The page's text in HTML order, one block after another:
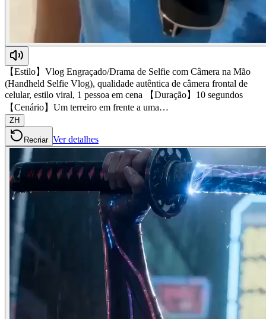
【Estilo】Vlog Engraçado/Drama de Selfie com Câmera na Mão
(Handheld Selfie Vlog), qualidade autêntica de câmera frontal de
celular, estilo viral, 1 pessoa em cena 【Duração】10 segundos
【Cenário】Um terreiro em frente a uma…
ZH
Recriar Ver detalhes